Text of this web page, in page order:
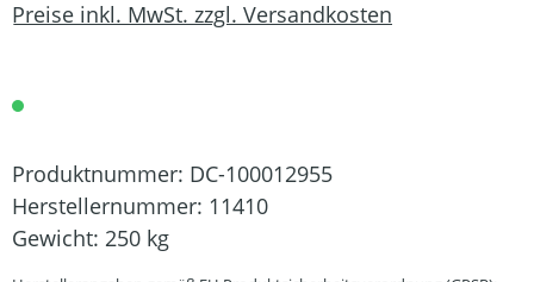
Preise inkl. MwSt. zzgl. Versandkosten
Produktnummer: DC-100012955
Herstellernummer: 11410
Gewicht: 250 kg